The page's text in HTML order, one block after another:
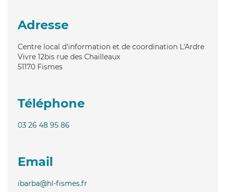
Adresse
Centre local d'information et de coordination L'Ardre
Vivre 12bis rue des Chailleaux
51170 Fismes
Téléphone
03 26 48 95 86
Email
ibarba@hl-fismes.fr